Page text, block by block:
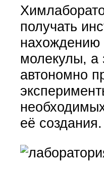
получать
нахождению
молекулы, а
автономно
её создания.